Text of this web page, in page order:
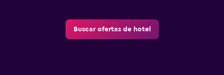
Buscar ofertas de hotel